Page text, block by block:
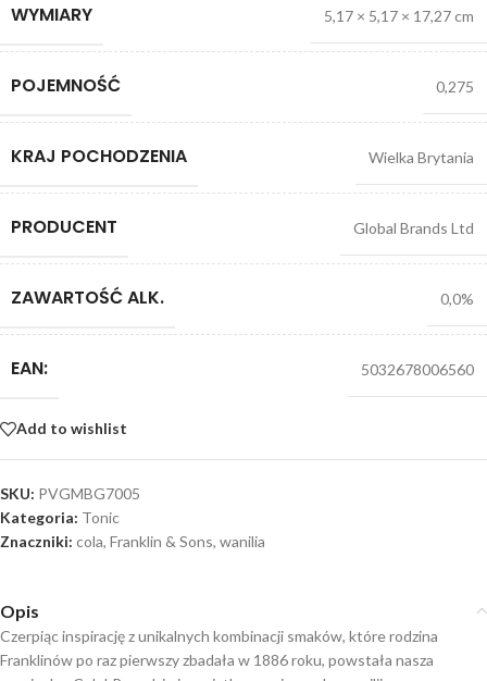
WYMIARY 5,17 × 5,17 × 17,27 cm
POJEMNOŚĆ 0,275
KRAJ POCHODZENIA Wielka Brytania
PRODUCENT Global Brands Ltd
ZAWARTOŚĆ ALK. 0,0%
EAN: 5032678006560
Add to wishlist
SKU: PVGMBG7005
Kategoria: Tonic
Znaczniki: cola, Franklin & Sons, wanilia
Opis
Czerpiąc inspirację z unikalnych kombinacji smaków, które rodzina
Franklinów po raz pierwszy zbadała w 1886 roku, powstała nasza